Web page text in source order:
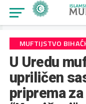
MUFTIJSTVO
U Uredu
upriličen
priprema